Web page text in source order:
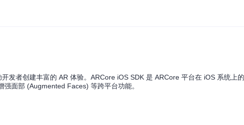
发者创建丰富的 AR 体验。ARCore iOS SDK 是 ARCore 平台在 iOS 系统上
面部 (Augmented Faces) 等跨平台功能。